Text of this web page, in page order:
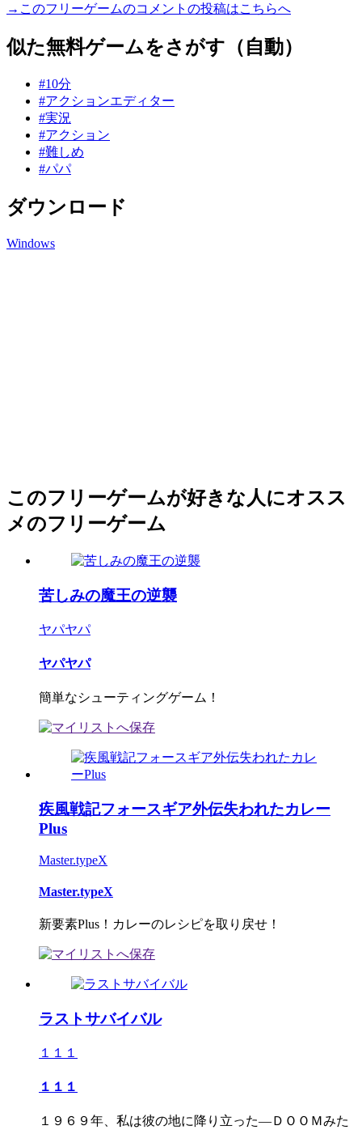
→このフリーゲームのコメントの投稿はこちらへ
似た無料ゲームをさがす（自動）
#10分
#アクションエディター
#実況
#アクション
#難しめ
#パパ
ダウンロード
Windows
このフリーゲームが好きな人にオスス
メのフリーゲーム
苦しみの魔王の逆襲
ヤパヤパ
ヤパヤパ
簡単なシューティングゲーム！
疾風戦記フォースギア外伝失われたカレー
Plus
Master.typeX
Master.typeX
新要素Plus！カレーのレシピを取り戻せ！
ラストサバイバル
１１１
１１１
１９６９年、私は彼の地に降り立った―ＤＯＯＭみた